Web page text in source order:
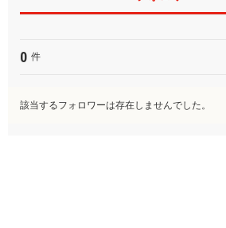
0 件
該当するフォロワーは存在しませんでした。